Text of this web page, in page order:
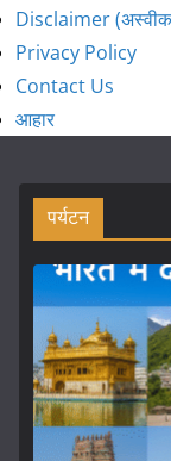
Disclaimer
Privacy Policy
Contact Us
आहार
पर्यटन